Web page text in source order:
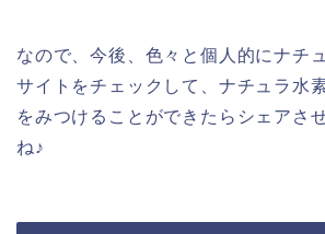
なので、今後、色々と個人的にナチ
サイトをチェックして、ナチュラ水
をみつけることができたらシェアさ
ね♪